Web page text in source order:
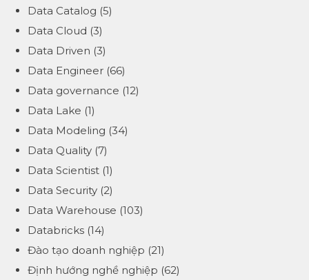
Data Catalog (5)
Data Cloud (3)
Data Driven (3)
Data Engineer (66)
Data governance (12)
Data Lake (1)
Data Modeling (34)
Data Quality (7)
Data Scientist (1)
Data Security (2)
Data Warehouse (103)
Databricks (14)
Đào tạo doanh nghiệp (21)
Định hướng nghề nghiệp (62)